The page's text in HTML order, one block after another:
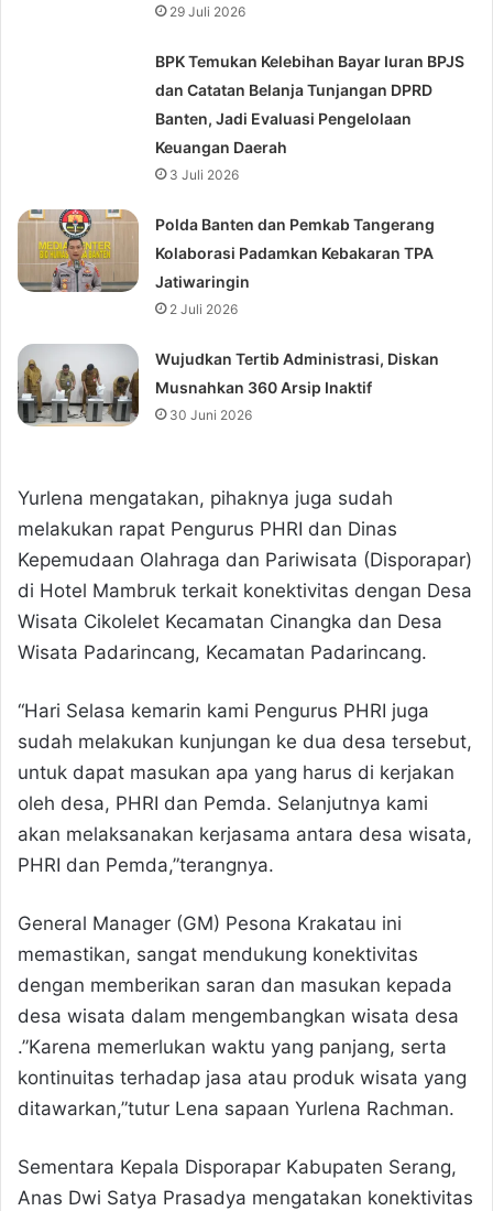
29 Juli 2026
BPK Temukan Kelebihan Bayar Iuran BPJS
dan Catatan Belanja Tunjangan DPRD
Banten, Jadi Evaluasi Pengelolaan
Keuangan Daerah
3 Juli 2026
Polda Banten dan Pemkab Tangerang
Kolaborasi Padamkan Kebakaran TPA
Jatiwaringin
2 Juli 2026
Wujudkan Tertib Administrasi, Diskan
Musnahkan 360 Arsip Inaktif
30 Juni 2026
Yurlena mengatakan, pihaknya juga sudah
melakukan rapat Pengurus PHRI dan Dinas
Kepemudaan Olahraga dan Pariwisata (Disporapar)
di Hotel Mambruk terkait konektivitas dengan Desa
Wisata Cikolelet Kecamatan Cinangka dan Desa
Wisata Padarincang, Kecamatan Padarincang.
“Hari Selasa kemarin kami Pengurus PHRI juga
sudah melakukan kunjungan ke dua desa tersebut,
untuk dapat masukan apa yang harus di kerjakan
oleh desa, PHRI dan Pemda. Selanjutnya kami
akan melaksanakan kerjasama antara desa wisata,
PHRI dan Pemda,”terangnya.
General Manager (GM) Pesona Krakatau ini
memastikan, sangat mendukung konektivitas
dengan memberikan saran dan masukan kepada
desa wisata dalam mengembangkan wisata desa
.”Karena memerlukan waktu yang panjang, serta
kontinuitas terhadap jasa atau produk wisata yang
ditawarkan,”tutur Lena sapaan Yurlena Rachman.
Sementara Kepala Disporapar Kabupaten Serang,
Anas Dwi Satya Prasadya mengatakan konektivitas